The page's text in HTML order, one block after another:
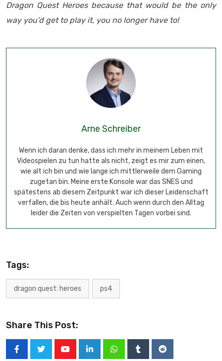
Dragon Quest Heroes because that would be the only
way you’d get to play it, you no longer have to!
Arne Schreiber
Wenn ich daran denke, dass ich mehr in meinem Leben mit
Videospielen zu tun hatte als nicht, zeigt es mir zum einen,
wie alt ich bin und wie lange ich mittlerweile dem Gaming
zugetan bin. Meine erste Konsole war das SNES und
spätestens ab diesem Zeitpunkt war ich dieser Leidenschaft
verfallen, die bis heute anhält. Auch wenn durch den Alltag
leider die Zeiten von verspielten Tagen vorbei sind.
Tags:
dragon quest: heroes ps4
Share This Post: